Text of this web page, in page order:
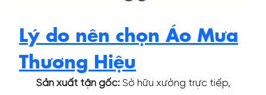
Lý do nên chọn Áo Mưa
Thương Hiệu
Sản xuất tận gốc:Sở hữu xưởng trực tiếp,